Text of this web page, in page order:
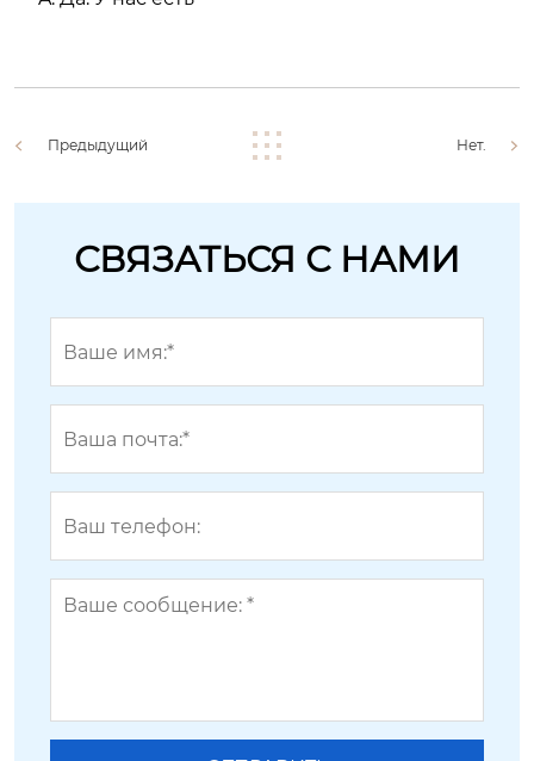
Предыдущий Нет.
СВЯЗАТЬСЯ С НАМИ